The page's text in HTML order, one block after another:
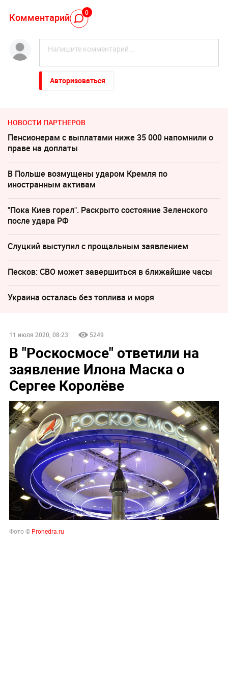
Комментарий 0
Авторизоваться
НОВОСТИ ПАРТНЕРОВ
Пенсионерам с выплатами ниже 35 000 напомнили о
праве на доплаты
В Польше возмущены ударом Кремля по
иностранным активам
"Пока Киев горел". Раскрыто состояние Зеленского
после удара РФ
Слуцкий выступил с прощальным заявлением
Песков: СВО может завершиться в ближайшие часы
Украина осталась без топлива и моря
11 июля 2020, 08:23 5249
В "Роскосмосе" ответили на
заявление Илона Маска о
Сергее Королёве
Фото © Pronedra.ru